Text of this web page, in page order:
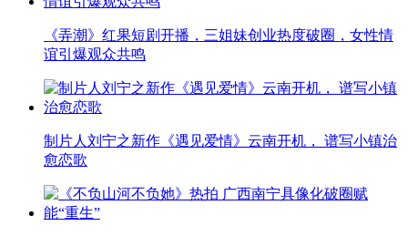
《弄潮》红果短剧开播，三姐妹创业热度破圈，女性情
谊引爆观众共鸣
制片人刘宁之新作《遇见爱情》云南开机， 谱写小镇治
愈恋歌